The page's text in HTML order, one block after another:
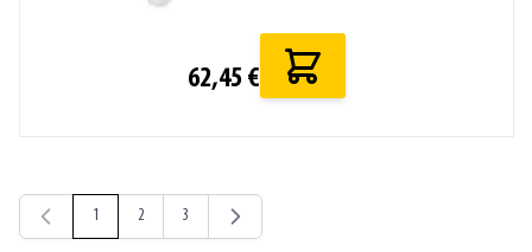
62,45 €
Attualmente stai leggendo la pagina
1
Pagina
2
Pagina
3